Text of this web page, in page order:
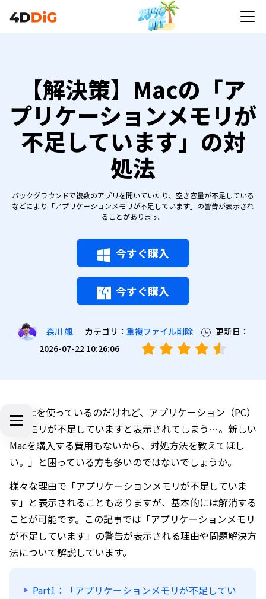
【解決策】Macの「ア
プリケーションメモリが
不足しています」の対
処法
バックグラウンドで複数のアプリを開いていたり、空き容量が不足している
などにより「アプリケーションメモリが不足しています」の警告が表示され
ることがあります。
今すぐ購入
今すぐ購入
森川 颯 カテゴリ： 重複ファイル削除
更新日：
2026-07-22 10:26:06
「Macを使っているのだけれど、アプリケーション（PC）
のメモリが不足していますと表示されてしまう…。新しい
Macを購入する費用もないから、対処方法を教えてほし
い。」と困っている方も多いのではないでしょうか。
様々な理由で「アプリケーションメモリが不足していま
す」と表示されることもありますが、基本的には解消する
ことが可能です。この記事では「アプリケーションメモリ
が不足しています」の警告が表示される理由や問題解決方
法について解説しています。
Part1：「アプリケーションメモリが不足してい